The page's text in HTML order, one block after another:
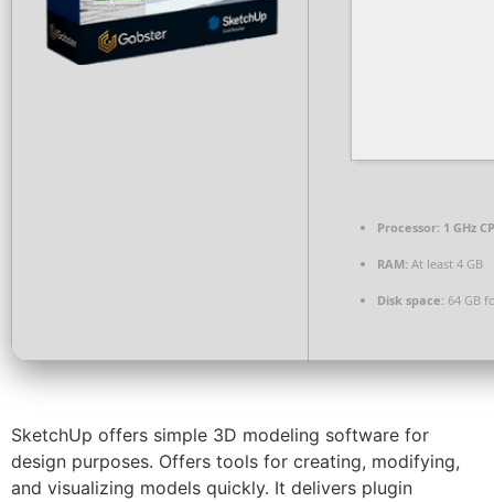
Processor: 1 GHz
RAM: At least 4 GB
Disk space: 64 GB
SketchUp offers simple 3D modeling software for
design purposes. Offers tools for creating, modifying,
and visualizing models quickly. It delivers plugin